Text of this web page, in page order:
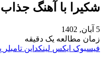
شکیرا با آهنگ
5 آبان, 1402
زمان مطالعه یک دقیقه
فیسبوک ایکس لینکداین تامبلر